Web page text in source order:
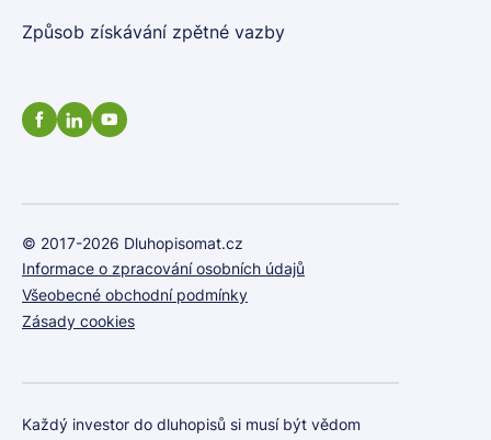
Způsob získávání zpětné vazby
© 2017-2026 Dluhopisomat.cz
Informace o zpracování osobních údajů
Všeobecné obchodní podmínky
Zásady cookies
Každý investor do dluhopisů si musí být vědom